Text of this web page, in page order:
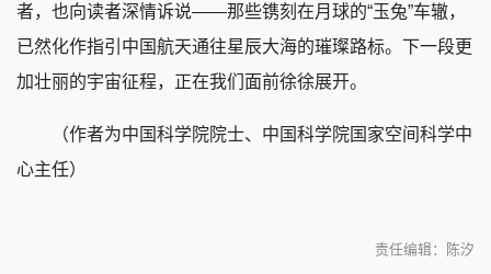
者，也向读者深情诉说——那些镌刻在月球的“玉兔”车辙，
已然化作指引中国航天通往星辰大海的璀璨路标。下一段更
加壮丽的宇宙征程，正在我们面前徐徐展开。
（作者为中国科学院院士、中国科学院国家空间科学中
心主任）
责任编辑：陈汐